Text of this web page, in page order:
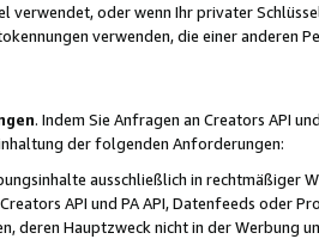
verwendet, oder wenn Ihr privater
verwenden, die einer anderen
. Indem Sie Anfragen an Creators API
der folgenden Anforderungen:
ausschließlich in rechtmäßiger
API und PA API, Datenfeeds oder
deren Hauptzweck nicht in der Werbung